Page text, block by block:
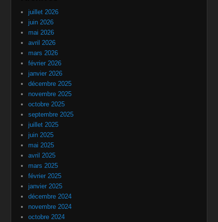
juillet 2026
juin 2026
mai 2026
avril 2026
mars 2026
février 2026
janvier 2026
décembre 2025
novembre 2025
octobre 2025
septembre 2025
juillet 2025
juin 2025
mai 2025
avril 2025
mars 2025
février 2025
janvier 2025
décembre 2024
novembre 2024
octobre 2024